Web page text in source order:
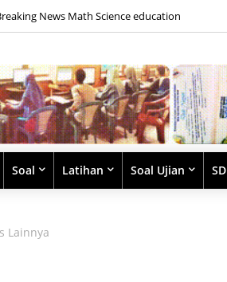
dan Bentuk Akar
Soal Latihan Soal Ujian SD
Lainnya